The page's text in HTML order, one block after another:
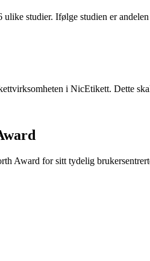
studier. Ifølge studien er
i NicEtikett. Dette
for sitt tydelig